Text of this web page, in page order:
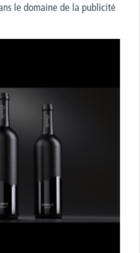
le domaine de la publicité